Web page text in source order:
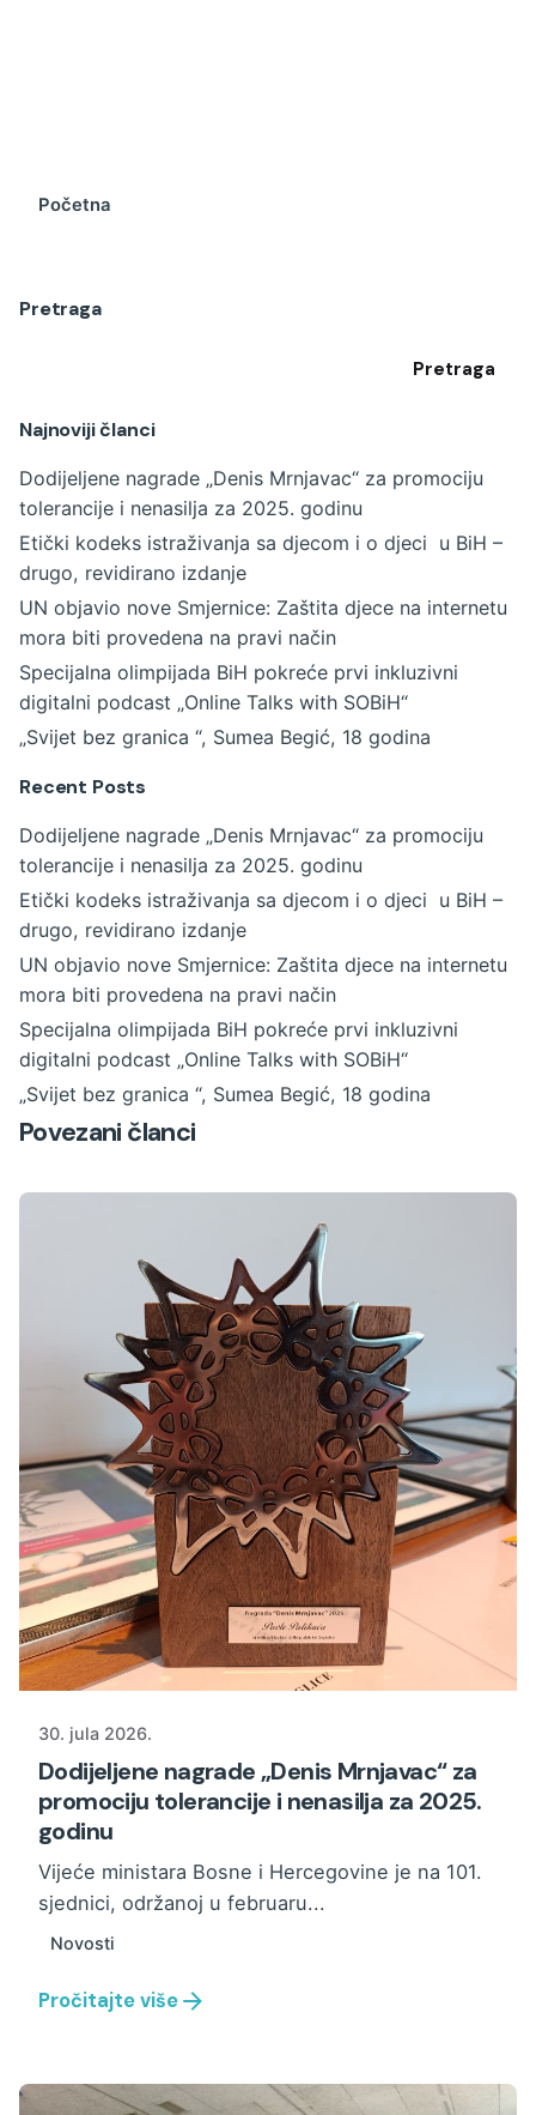
Početna
Pretraga
Pretraga
Najnoviji članci
Dodijeljene nagrade „Denis Mrnjavac“ za promociju
tolerancije i nenasilja za 2025. godinu
Etički kodeks istraživanja sa djecom i o djeci u BiH –
drugo, revidirano izdanje
UN objavio nove Smjernice: Zaštita djece na internetu
mora biti provedena na pravi način
Specijalna olimpijada BiH pokreće prvi inkluzivni
digitalni podcast „Online Talks with SOBiH“
„Svijet bez granica “, Sumea Begić, 18 godina
Recent Posts
Dodijeljene nagrade „Denis Mrnjavac“ za promociju
tolerancije i nenasilja za 2025. godinu
Etički kodeks istraživanja sa djecom i o djeci u BiH –
drugo, revidirano izdanje
UN objavio nove Smjernice: Zaštita djece na internetu
mora biti provedena na pravi način
Specijalna olimpijada BiH pokreće prvi inkluzivni
digitalni podcast „Online Talks with SOBiH“
„Svijet bez granica “, Sumea Begić, 18 godina
Povezani članci
30. jula 2026.
Dodijeljene nagrade „Denis Mrnjavac“ za
promociju tolerancije i nenasilja za 2025.
godinu
Vijeće ministara Bosne i Hercegovine je na 101.
sjednici, održanoj u februaru...
Novosti
Pročitajte više